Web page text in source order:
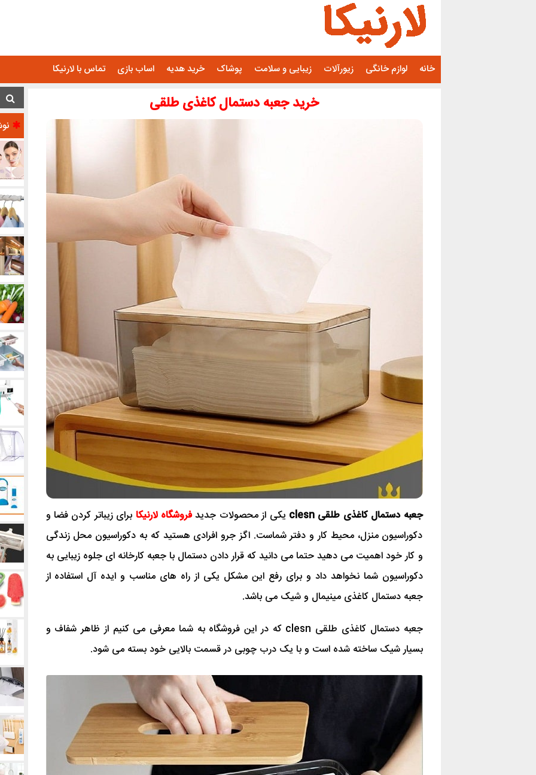
رفتن
خانه لوازم خانگی زیورآلات زیبایی و سلامت پوشاک خرید هدیه اساب بازی تماس با لارنیکا
خرید جعبه دستمال کاغذی طلقی
جعبه دستمال کاغذی طلقی clesn یکی از محصولات جدیدفروشگاه لارنیکا برای زیباتر کردن فضا و
دکوراسیون منزل، محیط کار و دفتر شماست. اگز جرو افرادی هستید که به دکوراسیون محل زندگی
و کار خود اهمیت می دهید حتما می دانید که قرار دادن دستمال با جعبه کارخانه ای جلوه زیبایی به
دکوراسیون شما نخواهد داد و برای رفع این مشکل یکی از راه های مناسب و ایده آل استفاده از
جعبه دستمال کاغذی مینیمال و شیک می باشد.
جعبه دستمال کاغذی طلقی clesn که در این فروشگاه به شما معرفی می کنیم از ظاهر شفاف و
بسیار شیک ساخته شده است و با یک درب چوبی در قسمت بالایی خود بسته می شود.